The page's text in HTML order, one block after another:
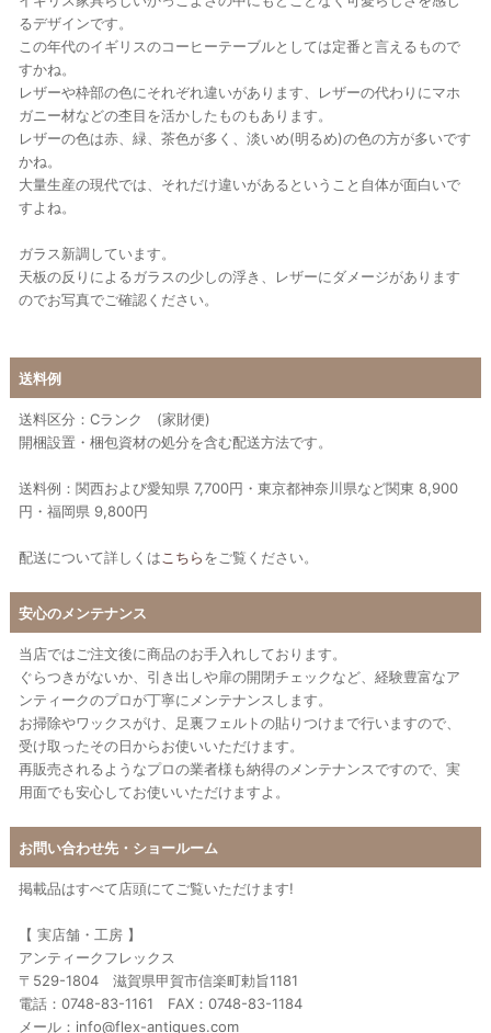
るデザインです。
この年代のイギリスのコーヒーテーブルとしては定番と言えるもので
すかね。
レザーや枠部の色にそれぞれ違いがあります、レザーの代わりにマホ
ガニー材などの杢目を活かしたものもあります。
レザーの色は赤、緑、茶色が多く、淡いめ(明るめ)の色の方が多いです
かね。
大量生産の現代では、それだけ違いがあるということ自体が面白いで
すよね。
ガラス新調しています。
天板の反りによるガラスの少しの浮き、レザーにダメージがあります
のでお写真でご確認ください。
送料例
送料区分：Cランク (家財便)
開梱設置・梱包資材の処分を含む配送方法です。
送料例：関西および愛知県 7,700円・東京都神奈川県など関東 8,900
円・福岡県 9,800円
配送について詳しくは こちらをご覧ください。
安心のメンテナンス
当店ではご注文後に商品のお手入れしております。
ぐらつきがないか、引き出しや扉の開閉チェックなど、経験豊富なア
ンティークのプロが丁寧にメンテナンスします。
お掃除やワックスがけ、足裏フェルトの貼りつけまで行いますので、
受け取ったその日からお使いいただけます。
再販売されるようなプロの業者様も納得のメンテナンスですので、実
用面でも安心してお使いいただけますよ。
お問い合わせ先・ショールーム
掲載品はすべて店頭にてご覧いただけます!
【 実店舗・工房 】
アンティークフレックス
〒529-1804 滋賀県甲賀市信楽町勅旨1181
電話：0748-83-1161 FAX：0748-83-1184
メール：info@flex-antiques.com